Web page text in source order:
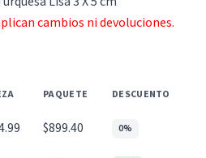
cambios ni devoluciones.
PAQUETE DESCUENTO
$899.40 0%